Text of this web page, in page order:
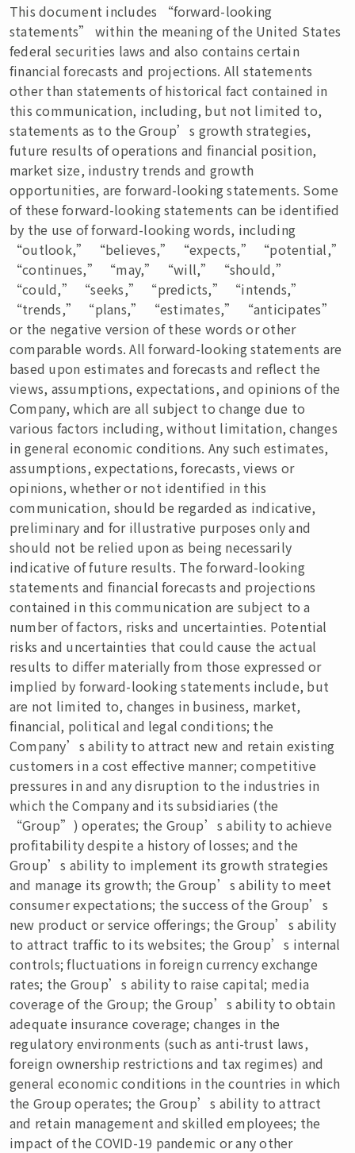
This document includes “forward-looking
statements” within the meaning of the United States
federal securities laws and also contains certain
financial forecasts and projections. All statements
other than statements of historical fact contained in
this communication, including, but not limited to,
statements as to the Group’s growth strategies,
future results of operations and financial position,
market size, industry trends and growth
opportunities, are forward-looking statements. Some
of these forward-looking statements can be identified
by the use of forward-looking words, including
“outlook,” “believes,” “expects,” “potential,”
“continues,” “may,” “will,” “should,”
“could,” “seeks,” “predicts,” “intends,”
“trends,” “plans,” “estimates,” “anticipates”
or the negative version of these words or other
comparable words. All forward-looking statements are
based upon estimates and forecasts and reflect the
views, assumptions, expectations, and opinions of the
Company, which are all subject to change due to
various factors including, without limitation, changes
in general economic conditions. Any such estimates,
assumptions, expectations, forecasts, views or
opinions, whether or not identified in this
communication, should be regarded as indicative,
preliminary and for illustrative purposes only and
should not be relied upon as being necessarily
indicative of future results. The forward-looking
statements and financial forecasts and projections
contained in this communication are subject to a
number of factors, risks and uncertainties. Potential
risks and uncertainties that could cause the actual
results to differ materially from those expressed or
implied by forward-looking statements include, but
are not limited to, changes in business, market,
financial, political and legal conditions; the
Company’s ability to attract new and retain existing
customers in a cost effective manner; competitive
pressures in and any disruption to the industries in
which the Company and its subsidiaries (the
“Group”) operates; the Group’s ability to achieve
profitability despite a history of losses; and the
Group’s ability to implement its growth strategies
and manage its growth; the Group’s ability to meet
consumer expectations; the success of the Group’s
new product or service offerings; the Group’s ability
to attract traffic to its websites; the Group’s internal
controls; fluctuations in foreign currency exchange
rates; the Group’s ability to raise capital; media
coverage of the Group; the Group’s ability to obtain
adequate insurance coverage; changes in the
regulatory environments (such as anti-trust laws,
foreign ownership restrictions and tax regimes) and
general economic conditions in the countries in which
the Group operates; the Group’s ability to attract
and retain management and skilled employees; the
impact of the COVID-19 pandemic or any other